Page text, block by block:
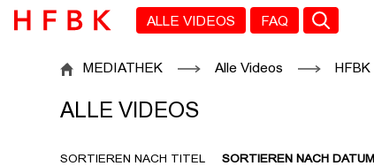
Zu den Filtern
Zur Metanavigation
Zur Hauptnavigation
Zur Suche
Zum Inhalt
Zum Seitenfuss ALLE VIDEOS FAQ
ALLE VIDEOS
MEDIATHEK Alle Videos HFBK
ALLE VIDEOS
SORTIEREN NACH TITEL SORTIEREN NACH DATUM